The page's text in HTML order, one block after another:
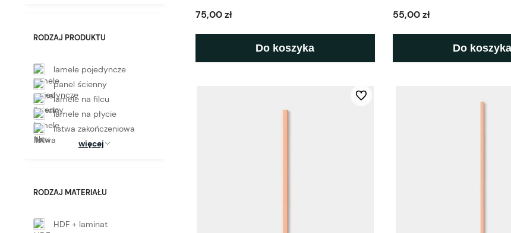
RODZAJ PRODUKTU
lamele pojedyncze
panel ścienny
lamele na filcu
lamele na płycie
listwa zakończeniowa
więcej
RODZAJ MATERIAŁU
HDF + laminat
75,00 zł
Do koszyka
55,00 zł
Do koszyka
Do ulubionych